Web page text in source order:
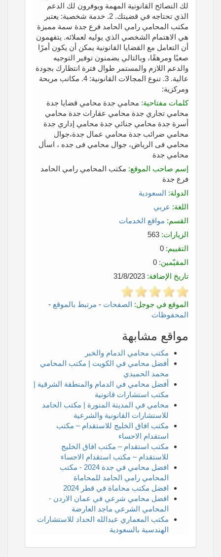
لك النصائح القانونية المهمة ويوفرون لك الدعم
الذي تحتاجه في قضيتك. 2. خدمة شخصية: يعتبر
مكتب المحامي رامي الحامد فرع جدة سمة مميزة
هي الاهتمام الشخصي الذي يوليه لعملائه. يتفهمون
أن التعامل مع القضايا القانونية يمكن أن يكون أمرًا
صعبًا ومرهقًا، وبالتالي يضمنون توفير التوجيه
والدعم اللازم والمستمر طوال فترة انتظارك بجودة
عالية. 3. تنوع المجالات القانونية: 4. مكاتب مريحة
ومركزية:
كلمات مفتاحية: محامي جدة محامي قضايا جدة
محامي تجاري جدة محامي عقارات جدة محامي
أسرة جدة محامي جنائي جدة محامي إداري جدة
محامي ضرائب جدة محامي عمال جدة،جوال
محامي فى الرياض، جوال محامي فى جده ، اسأل
محامي جدة
إسم صاحب الموقع: مكتب المحامي رامي الحامد
فرع جدة
الدولة: السعودية
اللغة: عربي
القسم: مواقع الخدمات
الزيارات:
التقييم:
المقيّمين:
تاريخ الإضافة:
الموقع في جوجل: الصفحات - مرتبط بالموقع -
المحفوظات
مواقع مشابهة
مكتب محامي الدمام والخبر
أفضل محامي في الكويت | مكتب المحامي
محمد الحميدي
أفضل محامي في الدمام والمنطقة الشرقية |
مكتب استشارات قانونية
محامي في المدينة المنورة | مكتب الحامد
للاستشارات القانونية والشرعية
مكتب افاق الخليج للاستقدام – مكتب
استقدام الاحساء
مكتب استقدام – مكتب افاق الخليج
للاستقدام – مكتب استقدام الاحساء
افضل محامي في جدة 2024 - مكتب
المحامي رامي الحامد للمحاماة
افضل مكتب محاماة في قطر 2024
افضل محامي شرعي في عمان الاردن -
المحامي الشرعي ماجد العارضة
مكتب المعماري عبدالله الحداد للاستشارات
الهندسية بالسعودية